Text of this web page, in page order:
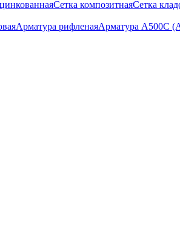
Сетка композитнаяСетка
Арматура рифленаяАрматура А500С